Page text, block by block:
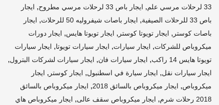
33 لرحلات مرسي علم
, ايجار باص 33 لرحلات مرسي مطروح , ايجار
باص 33 للرحلات الصيفية
, ايجار باصات شيفروليه 50 للرحلات , ايجار
باصات كوستر , ايجار تويوتا كوستر , ايجار تويوتا هايس, ايجار دورات
ميكروباص للشركات, ايجار سيارات, ايجار سيارات تويوتا, ايجار سيارات
تويوتا هايس 14 راكب
, ايجار سيارات فان, ايجار سيارات لشركات البترول,
ايجار سيارات نقل, ايجار سيارة في اسطنبول, ايجار كوستر , ايجار
ميكروباص, ايجار ميكروباص بالسائق 2018 , ايجار ميكروباص بالسائق
2018 رحلات شرم
, ايجار ميكروباص سقف عالى, ايجار ميكروباص هاي